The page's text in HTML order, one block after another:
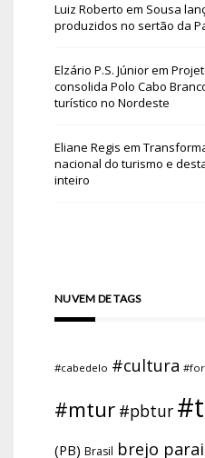
Luiz Roberto em Sousa
produzidos no sertão da
Elzário P.S. Júniorem
consolida Polo Cabo
turístico no Nordeste
Eliane Regis em
nacional do turismo e
inteiro
NUVEM DE TAGS
#cabedelo #cultura
#mtur #pbtur
(PB) Brasil brejo